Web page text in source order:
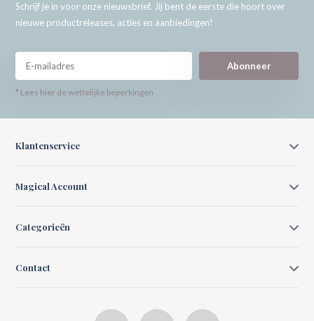
Schrijf je in voor onze nieuwsbrief. Jij bent de eerste die hoort over
nieuwe productreleases, acties en aanbiedingen!
Abonneer
* Lees hier de wettelijke beperkingen
Klantenservice
Magical Account
Categorieën
Contact